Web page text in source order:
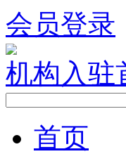
会员登录
机构入驻
首页